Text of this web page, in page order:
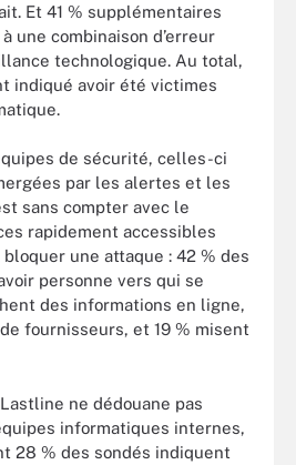
Et 41 % supplémentaires
une combinaison d’erreur
technologique. Au total,
indiqué avoir été victimes
de sécurité, celles-ci
par les alertes et les
sans compter avec le
rapidement accessibles
une attaque : 42 % des
personne vers qui se
des informations en ligne,
fournisseurs, et 19 % misent
ne dédouane pas
informatiques internes,
28 % des sondés indiquent